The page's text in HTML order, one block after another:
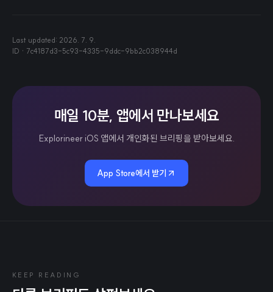
Last updated: 2026. 7. 9.
ID · 7c4187d3-5c93-4335-9ddc-9bb2c038944d
매일 10분, 앱에서 만나보세요
Explorineer iOS 앱에서 개인화된 브리핑을 받아보세요.
App Store에서 받기
KEEP READING